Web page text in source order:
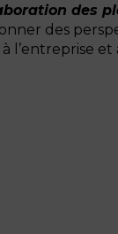
des
des
à l’entreprise